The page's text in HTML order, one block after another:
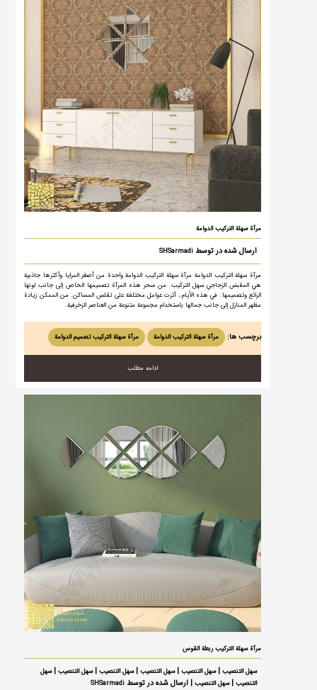
مرآة سهلة التركيب الدوامة
ارسال شده در توسطSHSarmadi
مرآة سهلة التركيب الدوامة مرآة سهلة التركيب الدوامة واحدة من أصغر المرايا وأكثرها جاذبية
هي المقبض الزجاجي سهل التركيب. من سحر هذه المرآة تصميمها الخاص إلى جانب لونها
الرائع وتصميمها. في هذه الأيام ، أثرت عوامل مختلفة على تقلص المساكن. من الممكن زيادة
مظهر المنازل إلى جانب جمالها باستخدام مجموعة متنوعة من العناصر الزخرفية.
برچسب ها: مرآة سهلة التركيب الدوامة مرآة سهلة التركيب تصمیم الدوامة
ادامه مطلب
مرآة سهلة التركيب ربطة القوس
سهل التنصيب |سهل التنصيب |سهل التنصيب |سهل التنصيب |سهل التنصيب |سهل
التنصيب |سهل التنصيب | ارسال شده در توسطSHSarmadi